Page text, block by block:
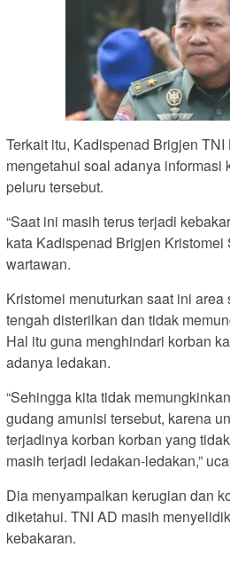
Terkait itu, Kadispenad Brigjen
mengetahui soal adanya informasi
peluru tersebut.
“Saat ini masih terus terjadi
kata Kadispenad Brigjen Kristomei
wartawan.
Kristomei menuturkan saat ini
tengah disterilkan dan tidak
Hal itu guna menghindari korban
adanya ledakan.
“Sehingga kita tidak
gudang amunisi tersebut, karena
terjadinya korban korban yang
masih terjadi ledakan-ledakan,”
Dia menyampaikan kerugian dan
diketahui. TNI AD masih
kebakaran.